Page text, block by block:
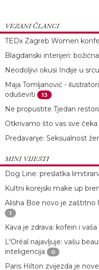
VEZANI ČLANCI
TEDx Zagreb Women
Blagdanski interijeri:
Neodoljivi okusi Indije u
Maja Tomljanović -
oduševiti
13
Ne propustite Tjedan
Otkrivamo što vas sve
Predavanje: Seksualnost
MINI VIJESTI
Dog Line: preslatka
Kultni korejski make up
Alisha Boe novo je
1
Kava je zdrava: kofein i
L'Oréal najavljuje: vašu
inteligencija
0
Paris Hilton zvijezda je